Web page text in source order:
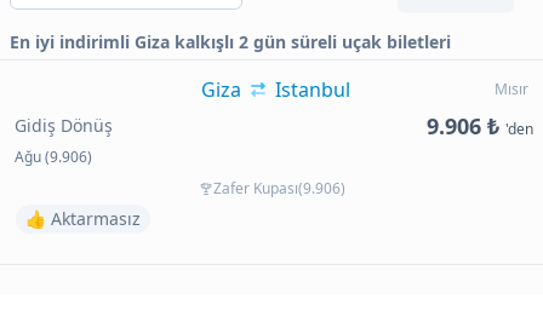
En iyi indirimli Giza kalkışlı 2 gün süreli uçak biletleri
Mısır
Giza Istanbul
Gidiş Dönüş
Ağu (9.906)
9.906 ₺ 'den
Zafer Kupası(9.906)
👍 Aktarmasız